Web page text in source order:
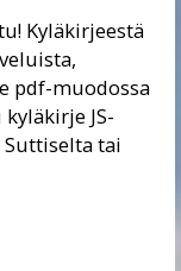
Kyläkirjeestä
pdf-muodossa
JS-
Suttiselta tai